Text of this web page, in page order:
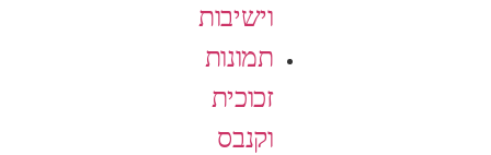
וישיבות
תמונות
זכוכית
וקנבס